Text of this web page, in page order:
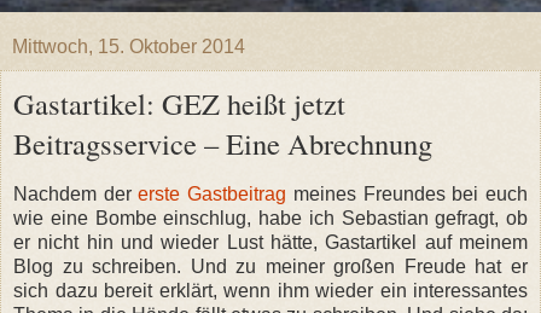
Mittwoch, 15. Oktober 2014
Gastartikel: GEZ heißt jetzt
Beitragsservice – Eine Abrechnung
Nachdem dererste Gastbeitrag meines Freundes bei euch
wie eine Bombe einschlug, habe ich Sebastian gefragt, ob
er nicht hin und wieder Lust hätte, Gastartikel auf meinem
Blog zu schreiben. Und zu meiner großen Freude hat er
sich dazu bereit erklärt, wenn ihm wieder ein interessantes